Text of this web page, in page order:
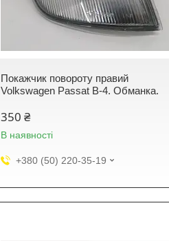
Покажчик повороту правий
Volkswagen Passat B-4. Обманка.
350 ₴
В наявності
+380 (50) 220-35-19